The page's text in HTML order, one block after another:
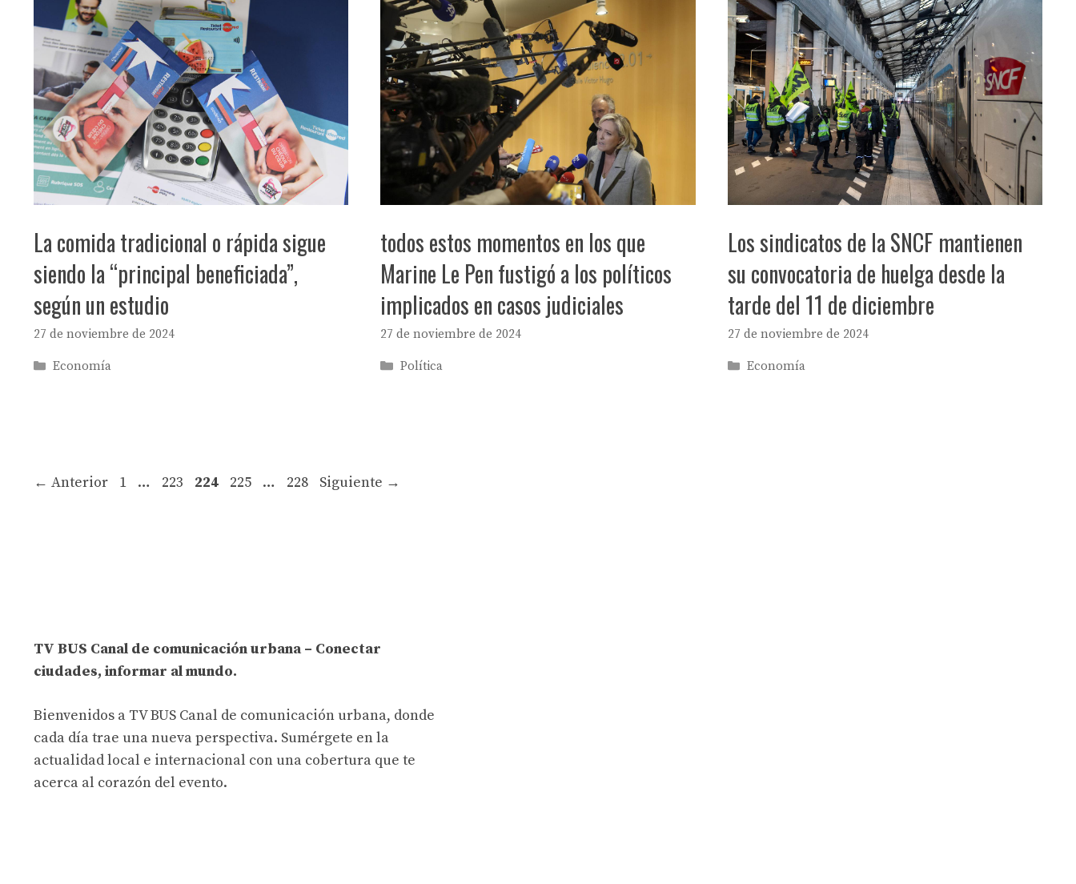
La comida tradicional o rápida sigue
siendo la “principal beneficiada”,
según un estudio
27 de noviembre de 2024
Categorías
Economía
todos estos momentos en los que
Marine Le Pen fustigó a los políticos
implicados en casos judiciales
27 de noviembre de 2024
Categorías
Política
Los sindicatos de la SNCF mantienen
su convocatoria de huelga desde la
tarde del 11 de diciembre
27 de noviembre de 2024
Categorías
Economía
← Anterior Página
1 … Página
223 Página
224 Página
225 … Página
228 Siguiente →
TV BUS Canal de comunicación urbana – Conectar
ciudades, informar al mundo.
Bienvenidos a TV BUS Canal de comunicación urbana, donde
cada día trae una nueva perspectiva. Sumérgete en la
actualidad local e internacional con una cobertura que te
acerca al corazón del evento.